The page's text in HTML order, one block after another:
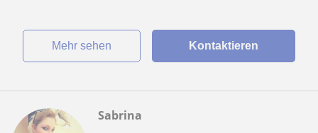
Mehr sehen Kontaktieren
Sabrina